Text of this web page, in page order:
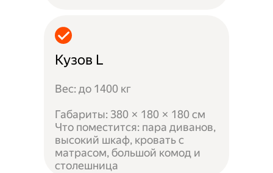
Кузов L
Вес: до 1400 кг
Габариты: 380 × 180 × 180 см
Что поместится: пара диванов,
высокий шкаф, кровать с
матрасом, большой комод и
столешница